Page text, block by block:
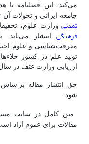
می‌‌کند. این فصلنامه
جامعه ایرانی و تحولات
تمدنی وزارت علوم،
فرهنگیانتشار می‌یابد.
معرفت‌شناسی و علوم
تولید علم در کشور
ارزیابی وزارت عتف در سال
حق انتشار مقاله براساس
شود.
متن کامل در سایت
مقالات برای عموم آزاد